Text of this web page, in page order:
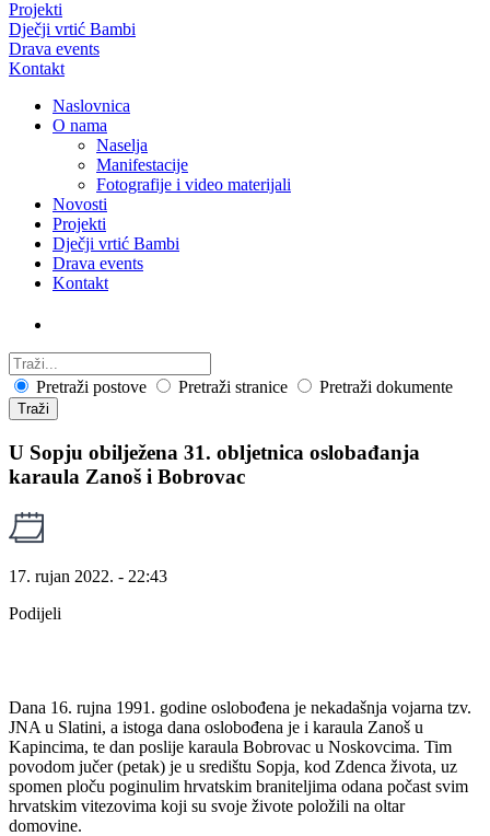
Projekti
Dječji vrtić Bambi
Drava events
Kontakt
Naslovnica
O nama
Naselja
Manifestacije
Fotografije i video materijali
Novosti
Projekti
Dječji vrtić Bambi
Drava events
Kontakt
Pretraži postove Pretraži stranice Pretraži dokumente
Traži
U Sopju obilježena 31. obljetnica oslobađanja
karaula Zanoš i Bobrovac
17. rujan 2022. - 22:43
Podijeli
Dana 16. rujna 1991. godine oslobođena je nekadašnja vojarna tzv.
JNA u Slatini, a istoga dana oslobođena je i karaula Zanoš u
Kapincima, te dan poslije karaula Bobrovac u Noskovcima. Tim
povodom jučer (petak) je u središtu Sopja, kod Zdenca života, uz
spomen ploču poginulim hrvatskim braniteljima odana počast svim
hrvatskim vitezovima koji su svoje živote položili na oltar
domovine.